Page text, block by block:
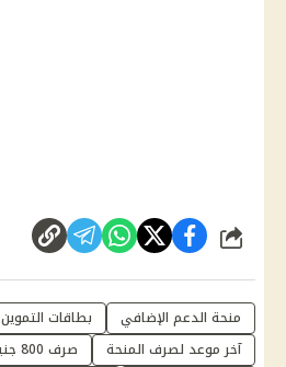
شارك
منحة الدعم الإضافي بطاقات التموين
آخر موعد لصرف المنحة
صرف 800 جنيه تموين